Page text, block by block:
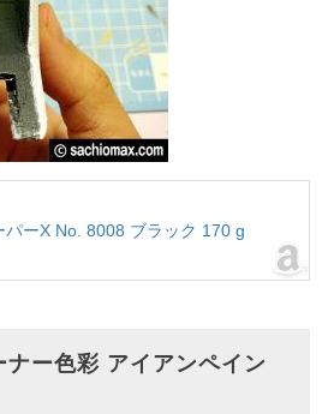
パーX No. 8008 ブラック 170 g
ナー色彩 アイアンペイン